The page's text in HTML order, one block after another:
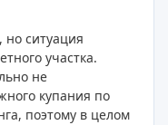
ситуация
участка.
не
купания по
поэтому в целом